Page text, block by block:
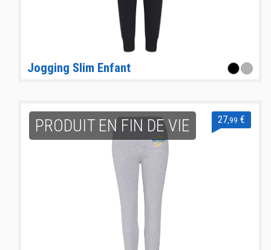
Jogging Slim Enfant
27,99 €
PRODUIT EN FIN DE VIE